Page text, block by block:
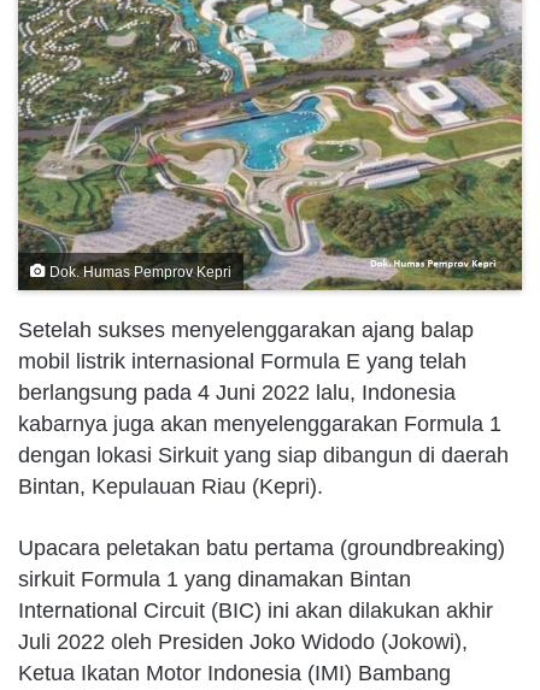
Dok. Humas Pemprov Kepri
Setelah sukses menyelenggarakan ajang balap
mobil listrik internasional Formula E yang telah
berlangsung pada 4 Juni 2022 lalu, Indonesia
kabarnya juga akan menyelenggarakan Formula 1
dengan lokasi Sirkuit yang siap dibangun di daerah
Bintan, Kepulauan Riau (Kepri).
Upacara peletakan batu pertama (groundbreaking)
sirkuit Formula 1 yang dinamakan Bintan
International Circuit (BIC) ini akan dilakukan akhir
Juli 2022 oleh Presiden Joko Widodo (Jokowi),
Ketua Ikatan Motor Indonesia (IMI) Bambang